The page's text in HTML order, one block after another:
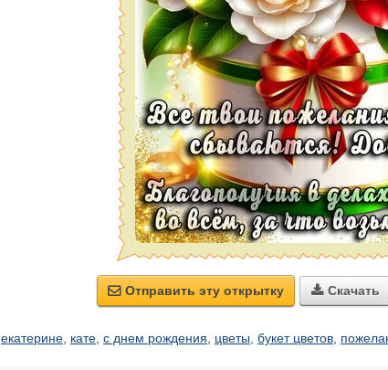
 Отправить эту открытку  Скачать
екатерине кате с днем рождения цветы букет цветов